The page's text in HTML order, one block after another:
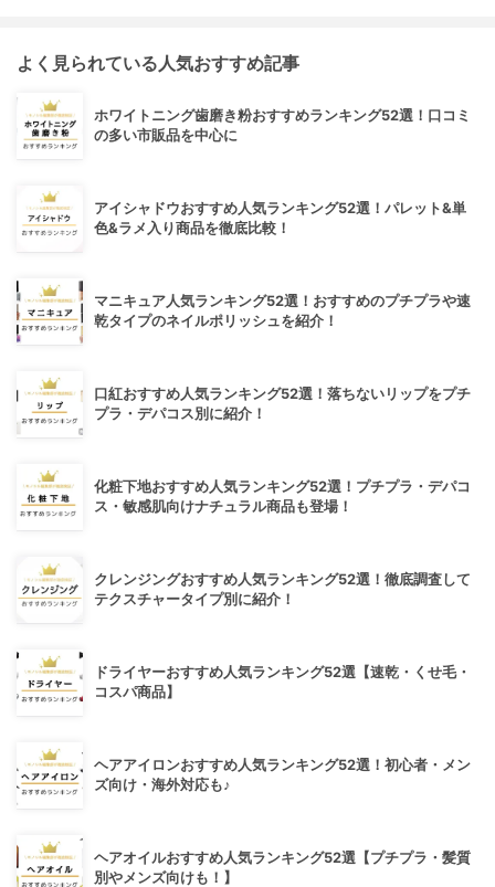
よく見られている人気おすすめ記事
ホワイトニング歯磨き粉おすすめランキング52選！口コミ
の多い市販品を中心に
アイシャドウおすすめ人気ランキング52選！パレット&単
色&ラメ入り商品を徹底比較！
マニキュア人気ランキング52選！おすすめのプチプラや速
乾タイプのネイルポリッシュを紹介！
口紅おすすめ人気ランキング52選！落ちないリップをプチ
プラ・デパコス別に紹介！
化粧下地おすすめ人気ランキング52選！プチプラ・デパコ
ス・敏感肌向けナチュラル商品も登場！
クレンジングおすすめ人気ランキング52選！徹底調査して
テクスチャータイプ別に紹介！
ドライヤーおすすめ人気ランキング52選【速乾・くせ毛・
コスパ商品】
ヘアアイロンおすすめ人気ランキング52選！初心者・メン
ズ向け・海外対応も♪
ヘアオイルおすすめ人気ランキング52選【プチプラ・髪質
別やメンズ向けも！】